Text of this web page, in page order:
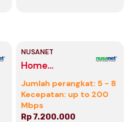
NUSANET
Home
Advanced
Tahunan
Jumlah perangkat: 5 - 8
Kecepatan: up to 200
Mbps
Rp 7.200.000